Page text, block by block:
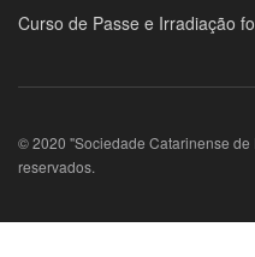
Curso de Passe e Irradiação
© 2020 "Sociedade Catarinense de
reservados.